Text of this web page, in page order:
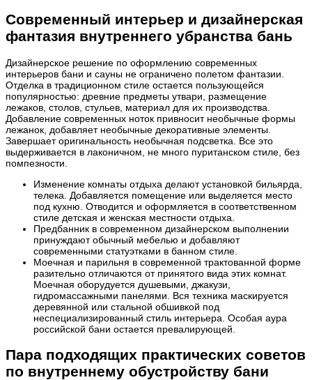
Современный интерьер и дизайнерская
фантазия внутреннего убранства бань
Дизайнерское решение по оформлению современных
интерьеров бани и сауны не ограничено полетом фантазии.
Отделка в традиционном стиле остается пользующейся
популярностью: древние предметы утвари, размещение
лежаков, столов, стульев, материал для их производства.
Добавление современных ноток привносит необычные формы
лежанок, добавляет необычные декоративные элементы.
Завершает оригинальность необычная подсветка. Все это
выдерживается в лаконичном, не много пуританском стиле, без
помпезности.
Изменение комнаты отдыха делают установкой бильярда,
телека. Добавляется помещение или выделяется место
под кухню. Отводится и оформляется в соответственном
стиле детская и женская местности отдыха.
Предбанник в современном дизайнерском выполнении
принуждают обычный мебелью и добавляют
современными статуэтками в банном стиле.
Моечная и парильня в современной трактованной форме
разительно отличаются от принятого вида этих комнат.
Моечная оборудуется душевыми, джакузи,
гидромассажными панелями. Вся техника маскируется
деревянной или стальной обшивкой под
неспециализированный стиль интерьера. Особая аура
российской бани остается превалирующей.
Пара подходящих практических советов
по внутреннему обустройству бани